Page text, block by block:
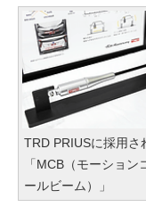
TRD PRIUSに採用さ
「MCB（モーション
ールビーム）」